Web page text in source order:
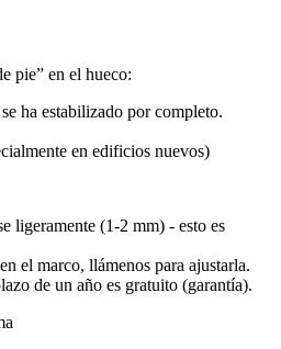
pie” en el hueco:
ha estabilizado por completo.
en edificios nuevos)
ligeramente (1-2 mm) - esto es
el marco, llámenos para ajustarla.
de un año es gratuito (garantía).